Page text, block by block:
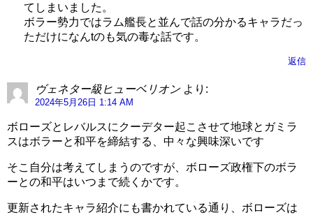
てしまいました。
ボラー勢力ではラム艦長と並んで話の分かるキャラだっ
ただけになんtのも気の毒な話です。
返信
ヴェネター級ヒューベリオン より:
2024年5月26日 1:14 AM
ボローズとレバルスにクーデター起こさせて地球とガミラ
スはボラーと和平を締結する、中々な興味深いです
そこ自分は考えてしまうのですが、ボローズ政権下のボラ
ーとの和平はいつまで続くかです。
更新されたキャラ紹介にも書かれている通り、ボローズは